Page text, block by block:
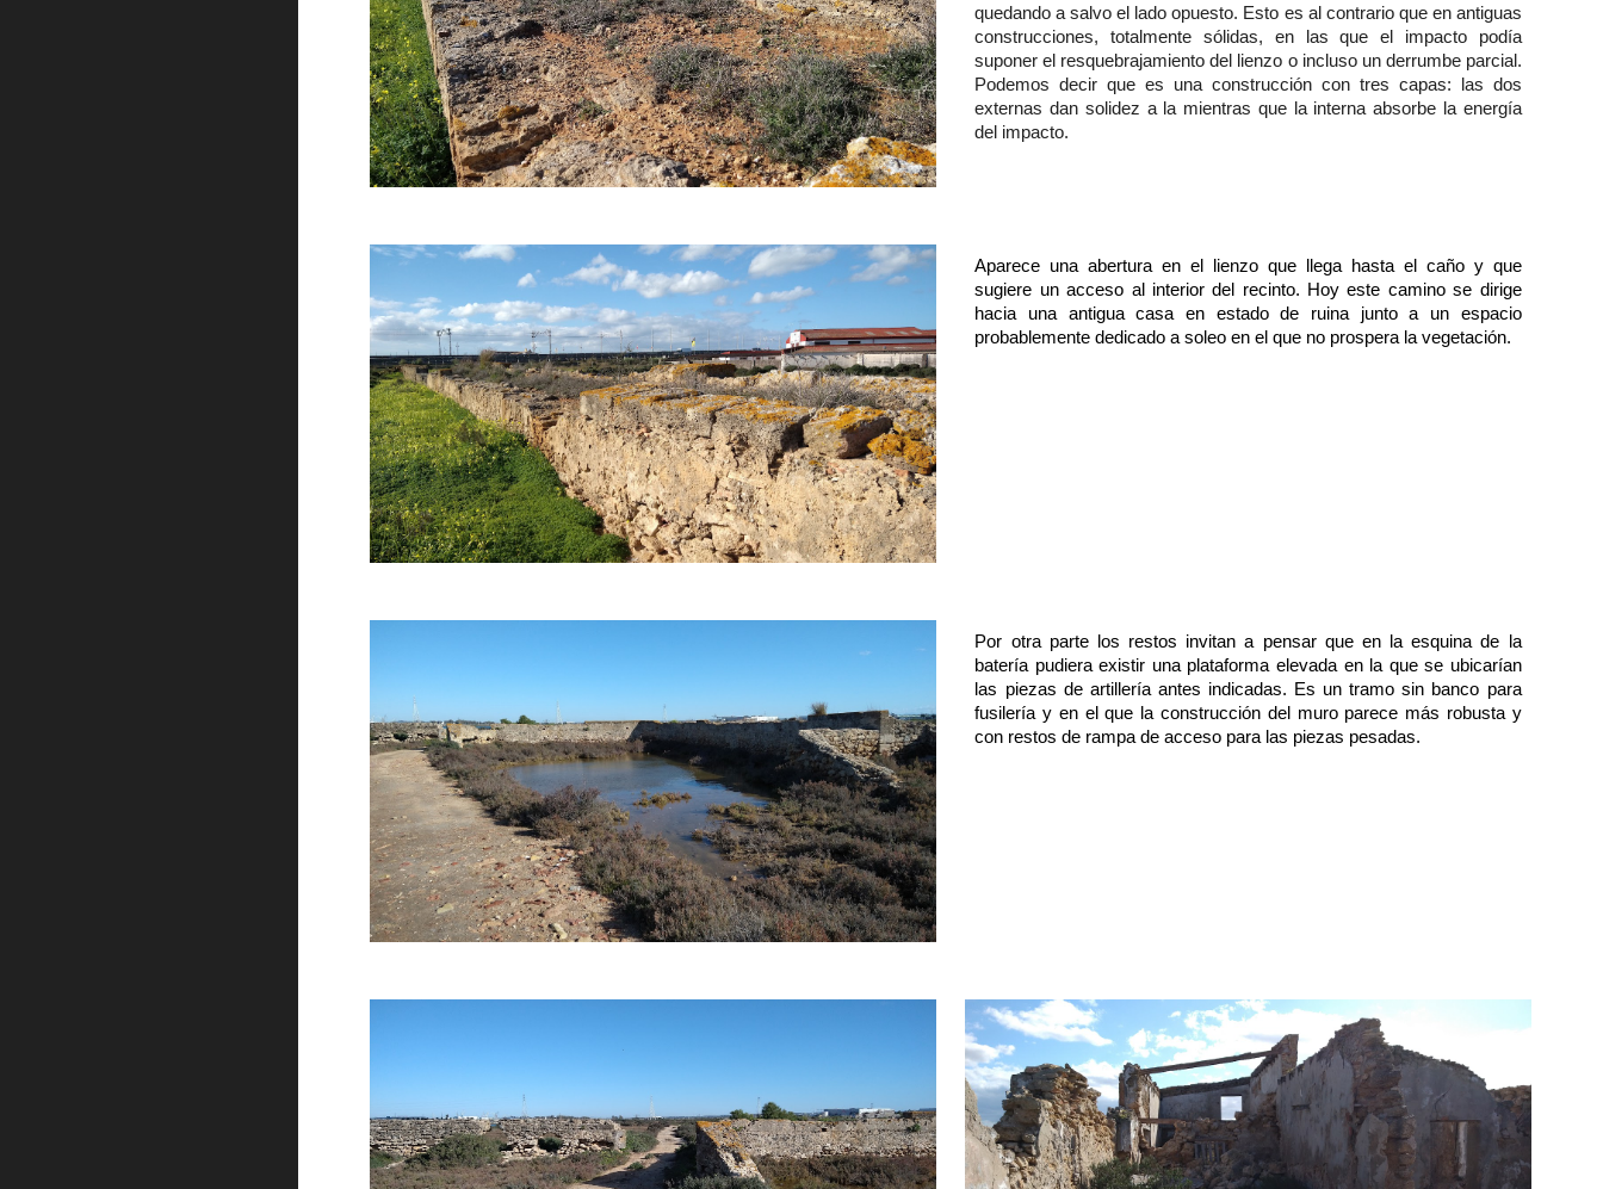
quedando a salvo el lado opuesto. Esto es al contrario que en antiguas
construcciones, totalmente sólidas, en las que el impacto podía
suponer el resquebrajamiento del lienzo o incluso un derrumbe parcial.
Podemos decir que es una construcción con tres capas: las dos
externas dan solidez a la mientras que la interna absorbe la energía
del impacto.
Aparece una abertura en el lienzo que llega hasta el caño y que
sugiere un acceso al interior del recinto. Hoy este camino se dirige
hacia una antigua casa en estado de ruina junto a un espacio
probablemente dedicado a soleo en el que no prospera la vegetación.
Por otra parte los restos invitan a pensar que en la esquina de la
batería pudiera existir una plataforma elevada en la que se ubicarían
las piezas de artillería antes indicadas. Es un tramo sin banco para
fusilería y en el que la construcción del muro parece más robusta y
con restos de rampa de acceso para las piezas pesadas.